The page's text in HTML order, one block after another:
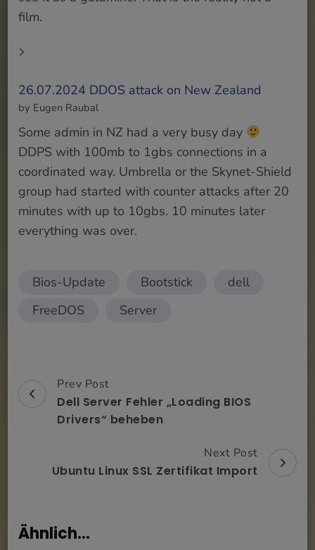
film.
26.07.2024 DDOS attack on New Zealand
by Eugen Raubal
Some admin in NZ had a very busy day
DDPS with 100mb to 1gbs connections in a
coordinated way. Umbrella or the Skynet-Shield
group had started with counter attacks after 20
minutes with up to 10gbs. 10 minutes later
everything was over.
Bios-Update Bootstick
dell
FreeDOS
Server
Post
Navigation
Prev Post
Dell Server Fehler „Loading BIOS
Drivers“ beheben
Next Post
Ubuntu Linux SSL Zertifikat Import
Ähnlich...